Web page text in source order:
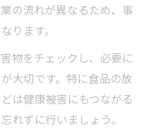
の流れが異なるため、事
ります。
物をチェックし、必要に
大切です。特に食品の放
は健康被害にもつながる
れずに行いましょう。